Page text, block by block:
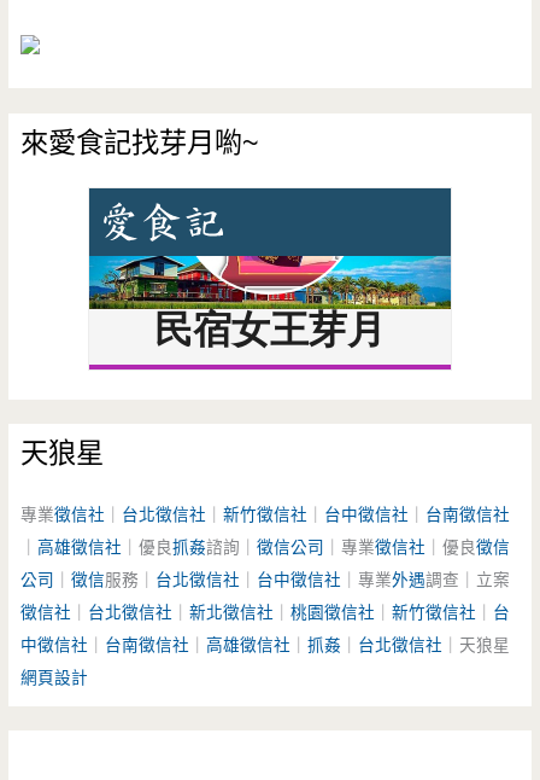
來愛食記找芽月喲~
天狼星
專業徵信社 台北徵信社 ｜新竹徵信社 台中徵信社
台南徵信社
｜高雄徵信社 ｜優良抓姦諮詢｜徵信公司 ｜專業徵信社 ｜優良徵信
公司 ｜徵信服務｜ 台北徵信社 台中徵信社 ｜專業外遇調查｜立案
徵信社
台北徵信社 ｜新北徵信社 ｜桃園徵信社 ｜新竹徵信社
台
中徵信社
台南徵信社 ｜高雄徵信社 ｜抓姦 台北徵信社 ｜天狼星
網頁設計